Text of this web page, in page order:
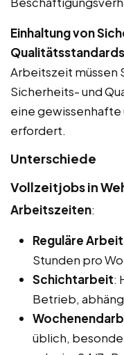
Einhaltung von
Qualitätsstandards
Arbeitszeit müssen
Sicherheits- und
eine
erfordert.
Unterschiede
Vollzeitjobs in
Arbeitszeiten:
Reguläre
Stunden pro
Schichtarbeit:
Betrieb,
üblich,